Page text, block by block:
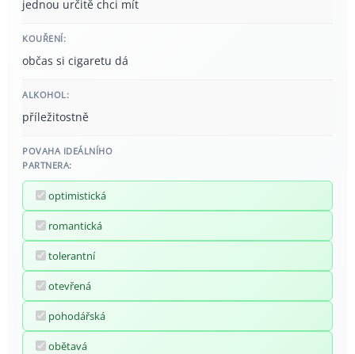
jednou určitě chci mít
KOUŘENÍ:
občas si cigaretu dá
ALKOHOL:
příležitostně
POVAHA IDEÁLNÍHO
PARTNERA:
optimistická
romantická
tolerantní
otevřená
pohodářská
obětavá